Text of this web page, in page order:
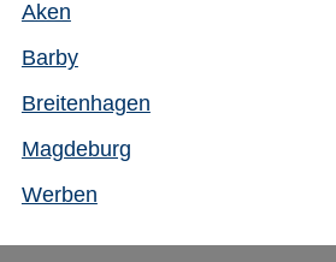
Aken
Barby
Breitenhagen
Magdeburg
Werben